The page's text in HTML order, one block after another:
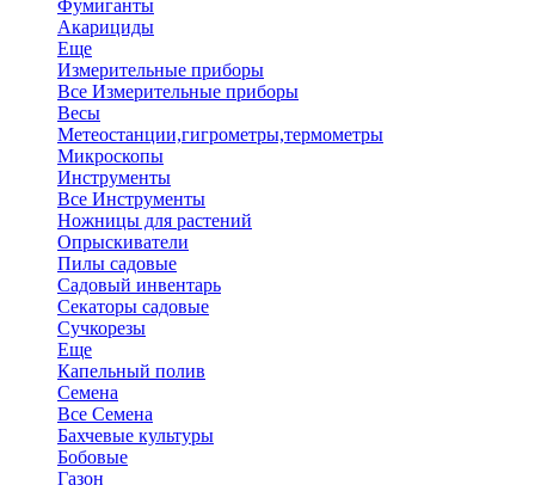
Фумиганты
Акарициды
Еще
Измерительные приборы
Все Измерительные приборы
Весы
Метеостанции,гигрометры,термометры
Микроскопы
Инструменты
Все Инструменты
Ножницы для растений
Опрыскиватели
Пилы садовые
Садовый инвентарь
Секаторы садовые
Сучкорезы
Еще
Капельный полив
Семена
Все Семена
Бахчевые культуры
Бобовые
Газон